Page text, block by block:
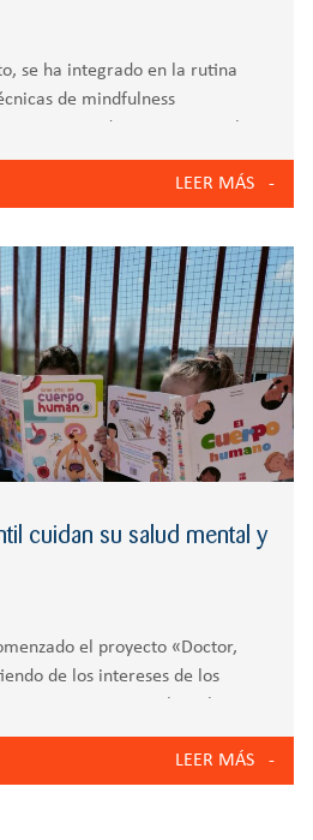
se ha integrado en la rutina
de mindfulness
un proyecto nuevo en las
LEER MÁS
cuidan su salud mental y
el proyecto «Doctor,
de los intereses de los
y la salud mental en los niños.
LEER MÁS